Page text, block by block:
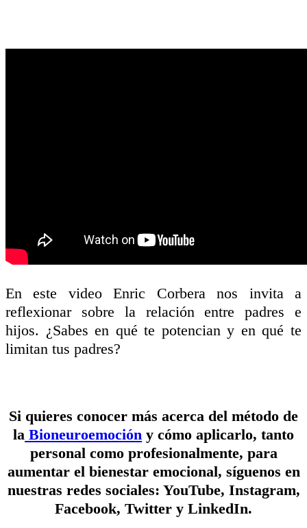
En este video Enric Corbera nos invita a
reflexionar sobre la relación entre padres e
hijos. ¿Sabes en qué te potencian y en qué te
limitan tus padres?
Si quieres conocer más acerca del método de
la Bioneuroemoción y cómo aplicarlo, tanto
personal como profesionalmente, para
aumentar el bienestar emocional, síguenos en
nuestras redes sociales: YouTube, Instagram,
Facebook, Twitter y LinkedIn.